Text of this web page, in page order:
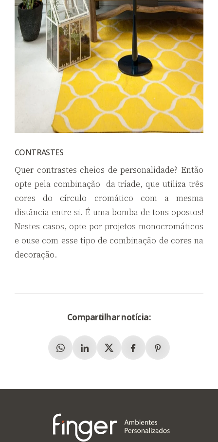
CONTRASTES
Quer contrastes cheios de personalidade? Então
opte pela combinação da tríade, que utiliza três
cores do círculo cromático com a mesma
distância entre si. É uma bomba de tons opostos!
Nestes casos, opte por projetos monocromáticos
e ouse com esse tipo de combinação de cores na
decoração.
Compartilhar notícia:
WhatsappLinkedinX (Twitter)FacebookPinterest